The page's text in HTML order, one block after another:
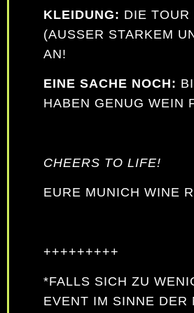
KLEIDUNG: DIE TOUR
AUSSER STARKEM
!
EINE SACHE NOCH:
HABEN GENUG WEIN
CHEERS TO LIFE!
EURE MUNICH WINE
+++++++++
*FALLS SICH ZU
EVENT IM SINNE DER